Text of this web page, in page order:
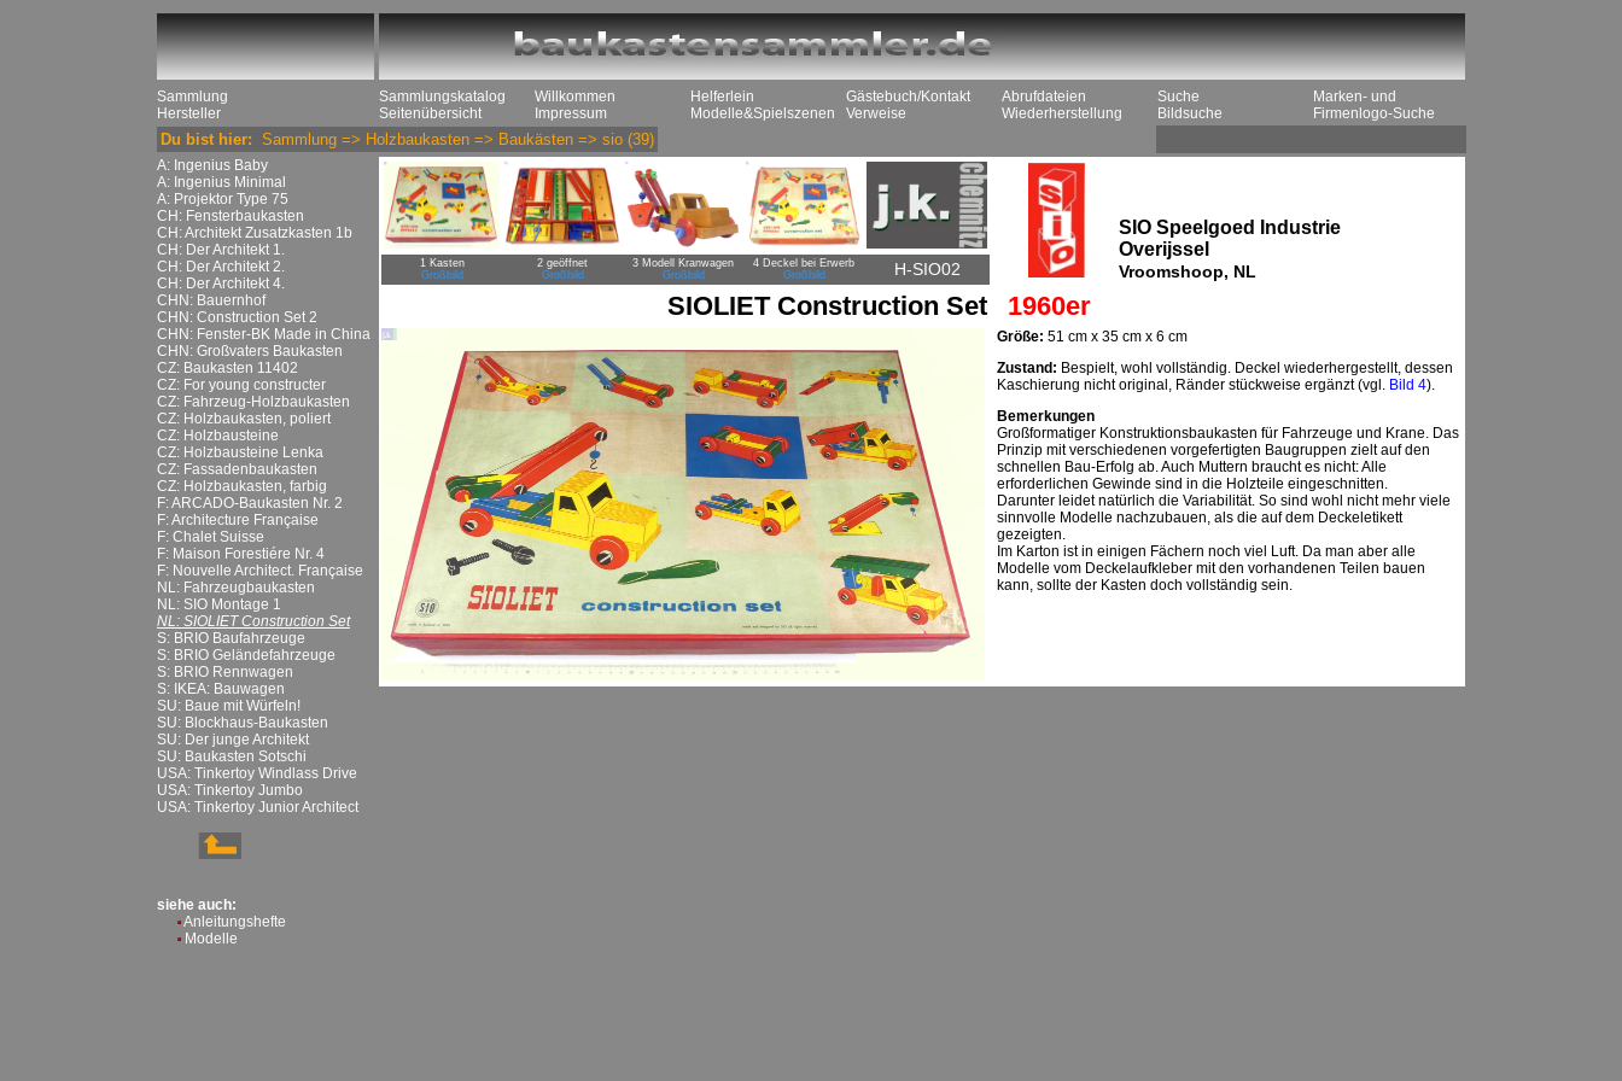
Sammlung
Hersteller
Sammlungskatalog
Seitenübersicht
Willkommen
Impressum
Helferlein
Modelle&Spielszenen
Gästebuch/Kontakt
Verweise
Abrufdateien
Wiederherstellung
Suche
Bildsuche
Marken- und
Firmenlogo-Suche
Du bist hier: Sammlung => Holzbaukasten => Baukästen => sio (39)
A: Ingenius Baby
A: Ingenius Minimal
A: Projektor Type 75
CH: Fensterbaukasten
CH: Architekt Zusatzkasten 1b
CH: Der Architekt 1.
CH: Der Architekt 2.
CH: Der Architekt 4.
CHN: Bauernhof
CHN: Construction Set 2
CHN: Fenster-BK Made in China
CHN: Großvaters Baukasten
CZ: Baukasten 11402
CZ: For young constructer
CZ: Fahrzeug-Holzbaukasten
CZ: Holzbaukasten, poliert
CZ: Holzbausteine
CZ: Holzbausteine Lenka
CZ: Fassadenbaukasten
CZ: Holzbaukasten, farbig
F: ARCADO-Baukasten Nr. 2
F: Architecture Française
F: Chalet Suisse
F: Maison Forestiére Nr. 4
F: Nouvelle Architect. Française
NL: Fahrzeugbaukasten
NL: SIO Montage 1
NL: SIOLIET Construction Set
S: BRIO Baufahrzeuge
S: BRIO Geländefahrzeuge
S: BRIO Rennwagen
S: IKEA: Bauwagen
SU: Baue mit Würfeln!
SU: Blockhaus-Baukasten
SU: Der junge Architekt
SU: Baukasten Sotschi
USA: Tinkertoy Windlass Drive
USA: Tinkertoy Jumbo
USA: Tinkertoy Junior Architect
siehe auch:
Anleitungshefte
Modelle
1 Kasten
Großbild
2 geöffnet
Großbild
3 Modell Kranwagen
Großbild
4 Deckel bei Erwerb
Großbild
H-SIO02
SIO Speelgoed Industrie
Overijssel
Vroomshoop, NL
SIOLIET Construction Set 1960er
Größe: 51 cm x 35 cm x 6 cm
Zustand: Bespielt, wohl vollständig. Deckel wiederhergestellt, dessen
Kaschierung nicht original, Ränder stückweise ergänzt (vgl. Bild 4).
Bemerkungen
Großformatiger Konstruktionsbaukasten für Fahrzeuge und Krane. Das
Prinzip mit verschiedenen vorgefertigten Baugruppen zielt auf den
schnellen Bau-Erfolg ab. Auch Muttern braucht es nicht: Alle
erforderlichen Gewinde sind in die Holzteile eingeschnitten.
Darunter leidet natürlich die Variabilität. So sind wohl nicht mehr viele
sinnvolle Modelle nachzubauen, als die auf dem Deckeletikett
gezeigten.
Im Karton ist in einigen Fächern noch viel Luft. Da man aber alle
Modelle vom Deckelaufkleber mit den vorhandenen Teilen bauen
kann, sollte der Kasten doch vollständig sein.